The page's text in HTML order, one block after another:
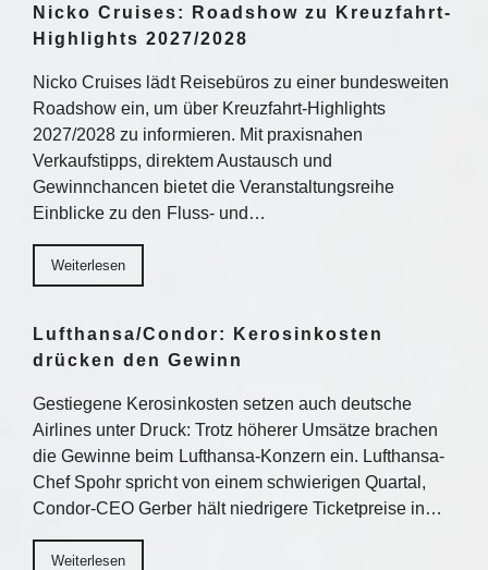
Nicko Cruises: Roadshow zu Kreuzfahrt-
Highlights 2027/2028
Nicko Cruises lädt Reisebüros zu einer bundesweiten
Roadshow ein, um über Kreuzfahrt-Highlights
2027/2028 zu informieren. Mit praxisnahen
Verkaufstipps, direktem Austausch und
Gewinnchancen bietet die Veranstaltungsreihe
Einblicke zu den Fluss- und…
Weiterlesen
Lufthansa/Condor: Kerosinkosten
drücken den Gewinn
Gestiegene Kerosinkosten setzen auch deutsche
Airlines unter Druck: Trotz höherer Umsätze brachen
die Gewinne beim Lufthansa-Konzern ein. Lufthansa-
Chef Spohr spricht von einem schwierigen Quartal,
Condor-CEO Gerber hält niedrigere Ticketpreise in…
Weiterlesen